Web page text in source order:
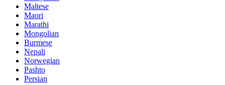
Maltese
Maori
Marathi
Mongolian
Burmese
Nepali
Norwegian
Pashto
Persian